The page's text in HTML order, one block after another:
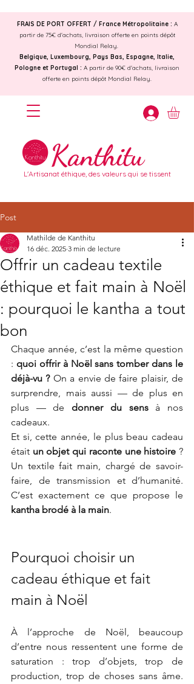
Kanthitu
L'Artisanat éthique, des valeurs qui se tissent
FRAIS DE PORT OFFERT / France Métropolitaine : A
partir de 75€ d'achats, livraison offerte en points dépôt
Mondial Relay.
Belgique, Luxembourg, Pays Bas, Espagne, Italie,
Pologne et Portugal : A partir de 90€ d'achats, livraison
offerte en points dépôt Mondial Relay.
Post
Offrir un cadeau textile
éthique et fait main à Noël
: pourquoi le kantha a tout
bon
Mathilde de Kanthitu
16 déc. 2025 3 min de lecture
Chaque année, c’est la même question
: quoi offrir à Noël sans tomber dans le
déjà-vu ? On a envie de faire plaisir, de
surprendre, mais aussi — de plus en
plus — de donner du sens à nos
cadeaux.
Et si, cette année, le plus beau cadeau
était un objet qui raconte une histoire ?
Un textile fait main, chargé de savoir-
faire, de transmission et d’humanité.
kantha brodé à la main.
Pourquoi choisir un
cadeau éthique et fait
main à Noël
À l’approche de Noël, beaucoup
d’entre nous ressentent une forme de
saturation : trop d’objets, trop de
production, trop de choses sans âme.